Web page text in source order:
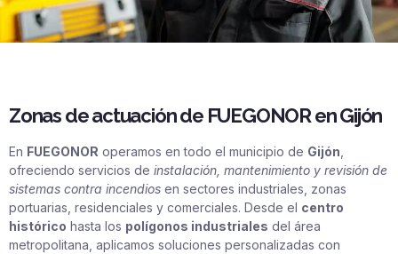
Zonas de actuación de FUEGONOR en Gijón
En FUEGONOR operamos en todo el municipio de Gijón
ofreciendo servicios de instalación, mantenimiento y revisión de
sistemas contra incendios en sectores industriales, zonas
portuarias, residenciales y comerciales. Desde el centro
histórico hasta los polígonos industriales del área
metropolitana, aplicamos soluciones personalizadas con